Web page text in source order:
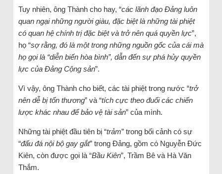
Tuy nhiên, ông Thành cho hay, “các lãnh đạo Đảng luôn
quan ngại những người giàu, đặc biệt là những tài phiệt
có quan hệ chính trị đặc biệt và trở nên quá quyền lực”,
họ “sợ rằng, đó là một trong những nguồn gốc của cái mà
họ gọi là “diễn biến hòa bình”, dẫn đến sự phá hủy quyền
lực của Đảng Cộng sản”.
Vì vậy, ông Thành cho biết, các tài phiệt trong nước “trở
nên dễ bị tổn thương” và “tích cực theo đuổi các chiến
lược khác nhau để bảo vệ tài sản” của mình.
Những tài phiệt đầu tiên bị “trảm” trong bối cảnh có sự
“đấu đá nội bộ gay gắt” trong Đảng, gồm có Nguyễn Đức
Kiên, còn được gọi là “Bầu Kiên”, Trầm Bê và Hà Văn
Thắm.